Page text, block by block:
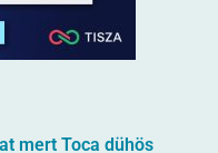
mert Toca dühös